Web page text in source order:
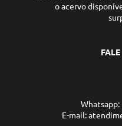
o acervo
E-mail: